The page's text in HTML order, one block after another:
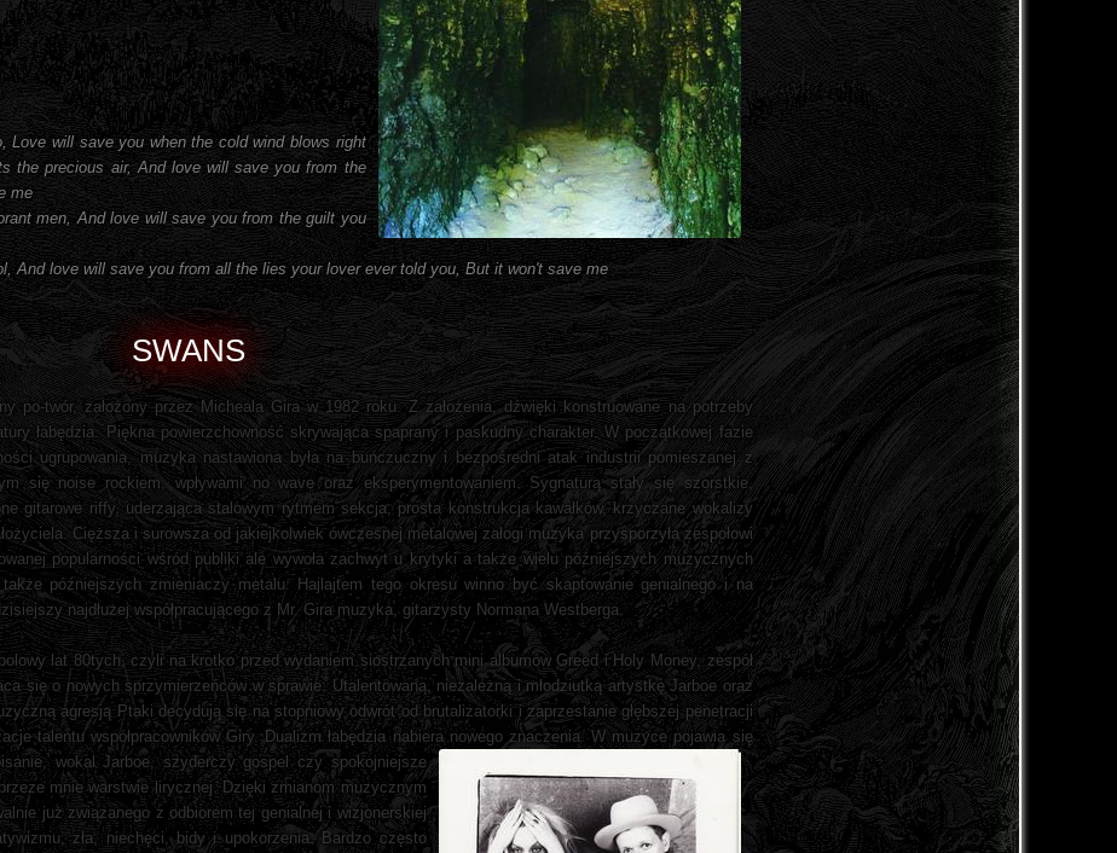
will save you when the cold wind blows right
the precious air, And love will save you from the
me
men, And love will save you from the guilt you
And love will save you from all the lies your lover ever told you, But it won't save me
SWANS
po-twór, założony przez Micheala Gira w 1982 roku. Z założenia, dźwięki konstruowane na potrzeby
łabędzia. Piękna powierzchowność skrywająca spaprany i paskudny charakter.W początkowej fazie
ugrupowania, muzyka nastawiona była na buńczuczny i bezpośredni atak industrii pomieszanej z
się noise rockiem, wpływami no wave oraz eksperymentowaniem. Sygnaturą stały się szorstkie,
gitarowe riffy, uderzająca stalowym rytmem sekcja, prosta konstrukcja kawałków, krzyczane wokalizy
Cięższa i surowsza od jakiejkolwiek ówczesnej metalowej załogi muzyka przysporzyła zespołowi
popularności wśród publiki ale wywoła zachwyt u krytyki a także wielu późniejszych muzycznych
późniejszych zmieniaczy metalu. Hajlajtem tego okresu winno być skaptowanie genialnego i na
najdłużej współpracującego z Mr. Gira muzyka, gitarzysty Normana Westberga.
lat 80tych, czyli na krotko przed wydaniem siostrzanych mini albumów Greed i Holy Money, zespół
się o nowych sprzymierzeńców w sprawie: Utalentowaną, niezależną i młodziutką artystkę Jarboe oraz
agresją Ptaki decydują się na stopniowy odwrót od brutalizatorki i zaprzestanie głębszej penetracji
talentu współpracowników Giry. Dualizm łabędzia nabiera nowego znaczenia.W muzyce pojawia się
wokal Jarboe, szyderczy gospel czy spokojniejsze
mnie warstwie lirycznej. Dzięki zmianom muzycznym
już związanego z odbiorem tej genialnej i wizjonerskiej
zła, niechęci, bidy i upokorzenia. Bardzo często